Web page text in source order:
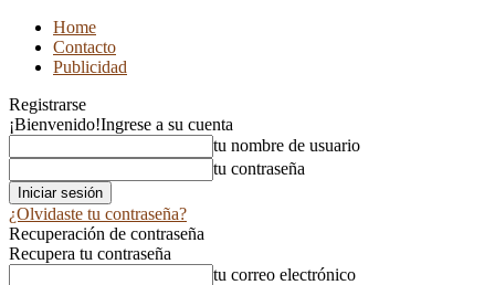
Home
Contacto
Publicidad
Registrarse
¡Bienvenido!Ingrese a su cuenta
tu nombre de usuario
tu contraseña
¿Olvidaste tu contraseña?
Recuperación de contraseña
Recupera tu contraseña
tu correo electrónico